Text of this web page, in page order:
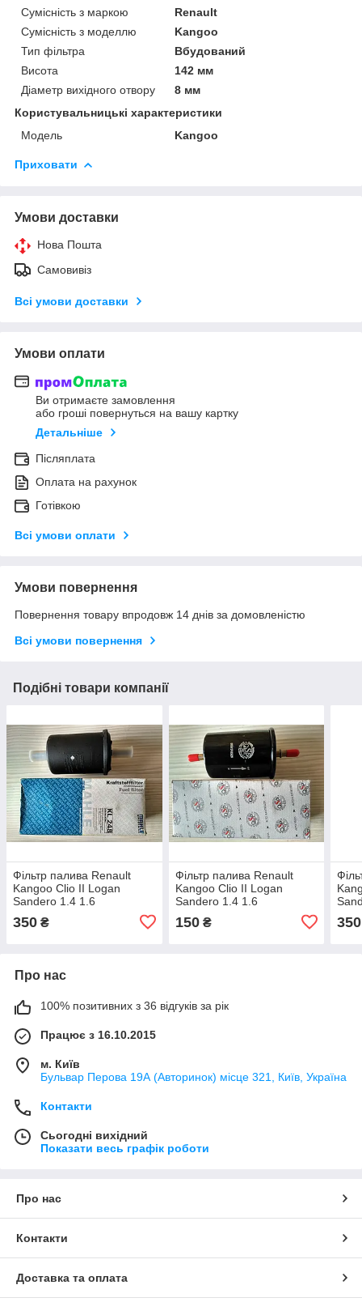
Сумісність з маркою
Renault
Сумісність з моделлю
Kangoo
Тип фільтра
Вбудований
Висота
142 мм
Діаметр вихідного отвору
8 мм
Користувальницькі характеристики
Модель
Kangoo
Приховати
Умови доставки
Нова Пошта
Самовивіз
Всі умови доставки
Умови оплати
Ви отримаєте замовлення
або гроші повернуться на вашу картку
Детальніше
Післяплата
Оплата на рахунок
Готівкою
Всі умови оплати
Умови повернення
Повернення товару впродовж 14 днів за домовленістю
Всі умови повернення
Подібні товари компанії
Фільтр палива Renault
Kangoo Clio II Logan
Sandero 1.4 1.6
350 ₴
Фільтр палива Renault
Kangoo Clio II Logan
Sandero 1.4 1.6
150₴ 350
Про нас
100% позитивних з 36 відгуків за рік
Працює з 16.10.2015
м. Київ
Бульвар Перова 19А (Авторинок) місце 321, Київ, Україна
Контакти
Сьогодні вихідний
Показати весь графік роботи
Про нас
Контакти
Доставка та оплата